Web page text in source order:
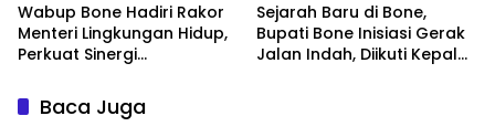
Wabup Bone Hadiri Rakor
Menteri Lingkungan Hidup,
Perkuat Sinergi
Modern
Sejarah Baru di Bone,
Bupati Bone Inisiasi Gerak
Jalan Indah, Diikuti Kepala
Baca Juga